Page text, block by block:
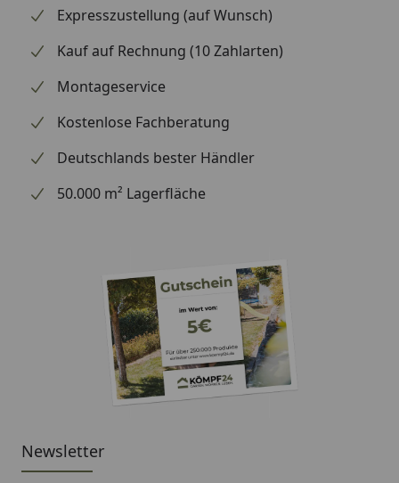
Expresszustellung (auf Wunsch)
Kauf auf Rechnung (10 Zahlarten)
Montageservice
Kostenlose Fachberatung
Deutschlands bester Händler
50.000 m² Lagerfläche
Newsletter